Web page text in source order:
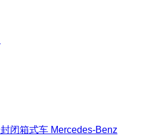
封闭箱式车 Mercedes-Benz